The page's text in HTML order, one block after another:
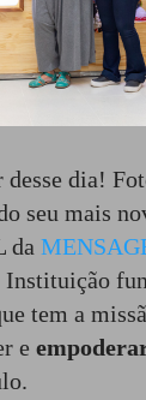
dia!
seu mais
da
Instituição
tem a
e